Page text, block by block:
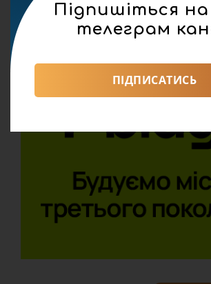
Підпишіться
телеграм
ПІДПИСАТИСЬ